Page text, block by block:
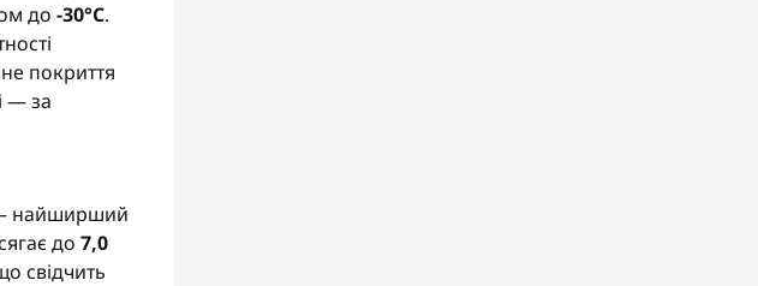
до -30°C.
покриття
— за
найширший
до 7,0
свідчить